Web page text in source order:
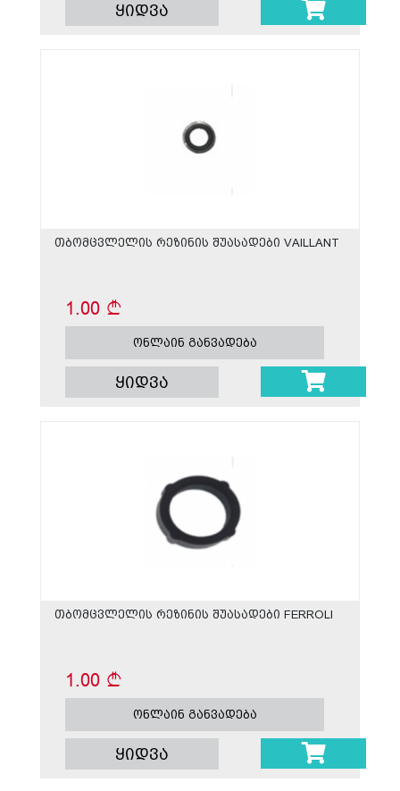
ყიდვა
თბომცვლელის რეზინის შუასადები VAILLANT
1.00
ონლაინ განვადება
ყიდვა
თბომცვლელის რეზინის შუასადები FERROLI
1.00
ონლაინ განვადება
ყიდვა